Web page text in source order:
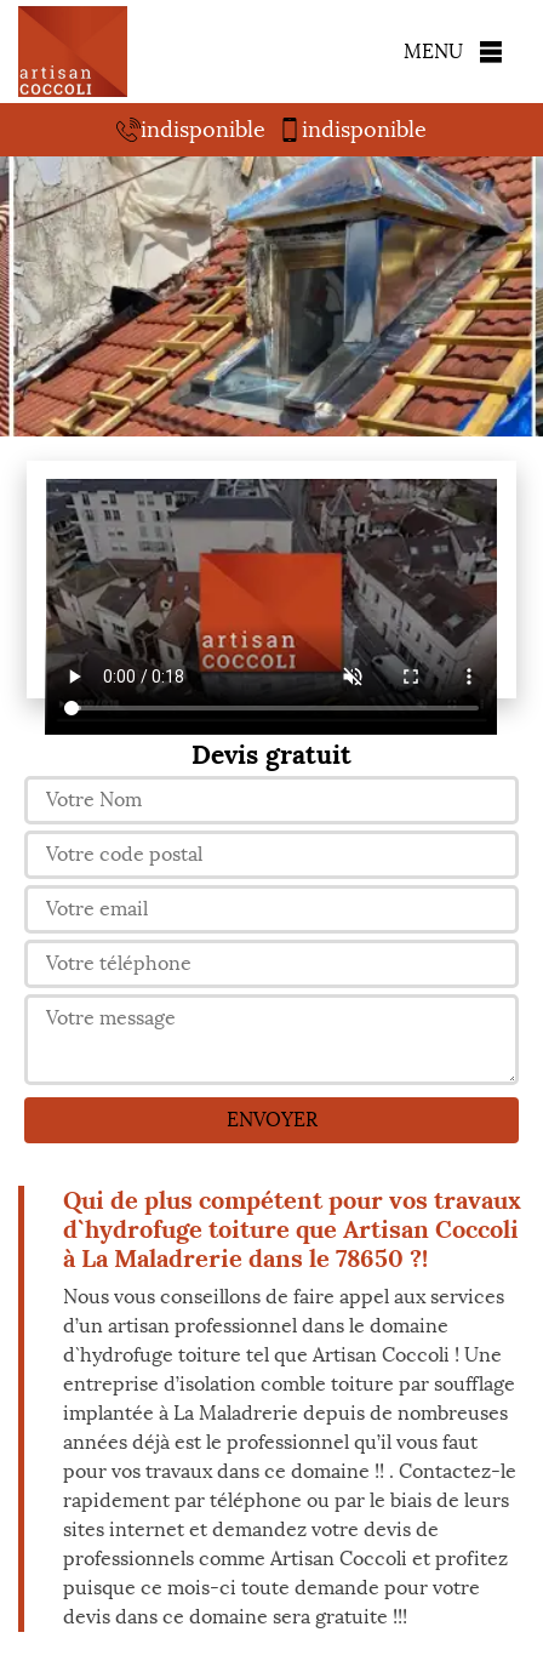
MENU
indisponible indisponible
Devis gratuit
Qui de plus compétent pour vos travaux
d`hydrofuge toiture que Artisan Coccoli
à La Maladrerie dans le 78650 ?!
Nous vous conseillons de faire appel aux services
d’un artisan professionnel dans le domaine
d`hydrofuge toiture tel que Artisan Coccoli ! Une
entreprise d’isolation comble toiture par soufflage
implantée à La Maladrerie depuis de nombreuses
années déjà est le professionnel qu’il vous faut
pour vos travaux dans ce domaine !! . Contactez-le
rapidement par téléphone ou par le biais de leurs
sites internet et demandez votre devis de
professionnels comme Artisan Coccoli et profitez
puisque ce mois-ci toute demande pour votre
devis dans ce domaine sera gratuite !!!